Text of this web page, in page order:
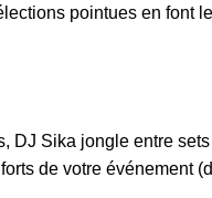
pointues en font
DJ Sika jongle entre
de votre événement